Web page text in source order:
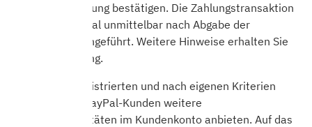
Zahlungsanweisung bestätigen. Die Zahlungstransaktion
wird durch PayPal unmittelbar nach Abgabe der
Bestellung durchgeführt. Weitere Hinweise erhalten Sie
im Bestellvorgang.
PayPal kann registrierten und nach eigenen Kriterien
ausgewählten PayPal-Kunden weitere
Zahlungsmodalitäten im Kundenkonto anbieten. Auf das